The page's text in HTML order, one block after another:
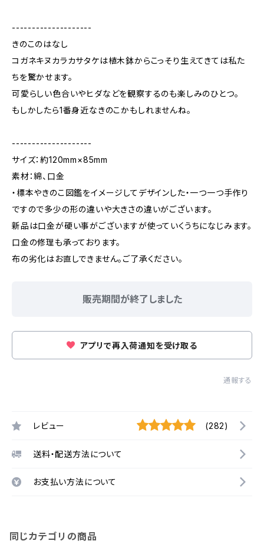
--------------------
きのこのはなし
コガネキヌカラカサタケは植木鉢からこっそり生えてきては私た
ちを驚かせます。
可愛らしい色合いやヒダなどを観察するのも楽しみのひとつ。
もしかしたら1番身近なきのこかもしれませんね。
--------------------
サイズ：約120mm×85mm
素材：綿、口金
・標本やきのこ図鑑をイメージしてデザインした・一つ一つ手作り
ですので多少の形の違いや大きさの違いがございます。
新品は口金が硬い事がございますが使っていくうちになじみます。
口金の修理も承っております。
布の劣化はお直しできません。ご了承ください。
販売期間が終了しました
アプリで再入荷通知を受け取る
通報する
レビュー (282)
送料・配送方法について
お支払い方法について
同じカテゴリの商品